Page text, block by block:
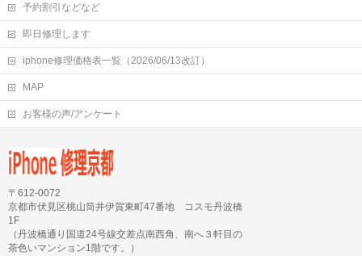
予約割引などなど
即日修理します
iphone修理価格表一覧（2026/06/13改訂）
MAP
お客様の声/アンケート
〒612-0072
京都市伏見区桃山筒井伊賀東町47番地 コスモ丹波橋
1F
（丹波橋通り国道24号線交差点南西角、南へ３軒目の
茶色いマンション1階です。）